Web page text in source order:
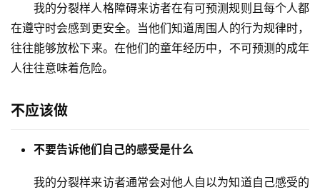
我的分裂样人格障碍来访者在有可预测规则且每个人都
在遵守时会感到更安全。当他们知道周围人的行为规律时，
往往能够放松下来。在他们的童年经历中，不可预测的成年
人往往意味着危险。
不应该做
不要告诉他们自己的感受是什么
我的分裂样来访者通常会对他人自以为知道自己感受的